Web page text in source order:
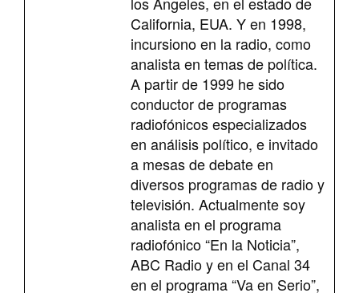
California, EUA. Y en 1998,
incursiono en la radio, como
analista en temas de política.
A partir de 1999 he sido
conductor de programas
radiofónicos especializados
en análisis político, e invitado
a mesas de debate en
diversos programas de radio y
televisión. Actualmente soy
analista en el programa
radiofónico “En la Noticia”,
ABC Radio y en el Canal 34
en el programa “Va en Serio”,